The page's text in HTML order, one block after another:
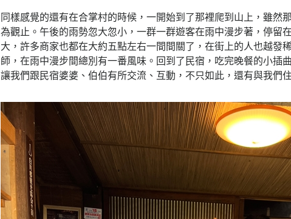
同樣感覺的還有在合掌村的時候，一開始到了那裡爬到山上，雖然
為觀止。午後的雨勢忽大忽小，一群一群遊客在雨中漫步著，停留
大，許多商家也都在大約五點左右一間間關了，在街上的人也越發
師，在雨中漫步間總別有一番風味。回到了民宿，吃完晚餐的小插
讓我們跟民宿婆婆、伯伯有所交流、互動，不只如此，還有與我們